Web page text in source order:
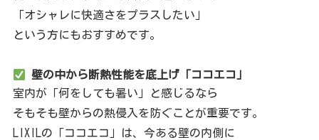
「オシャレに快適さをプラスしたい」
という方にもおすすめです。
壁の中から断熱性能を底上げ「ココエコ」
室内が「何をしても暑い」と感じるなら
そもそも壁からの熱侵入を防ぐことが重要です。
LIXILの「ココエコ」は、今ある壁の内側に